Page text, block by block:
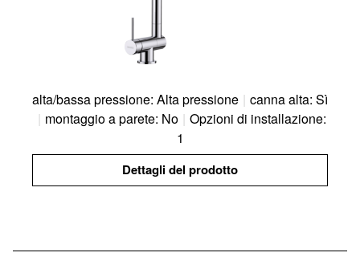
alta/bassa pressione: Alta pressione | canna alta: Sì
| montaggio a parete: No | Opzioni di installazione:
1
Dettagli del prodotto